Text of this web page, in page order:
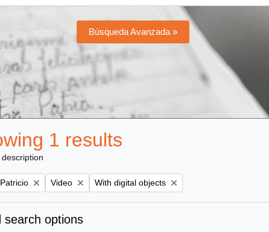
Búsqueda Avanzada »
1 results
Remove filter:
Video Remove filter:
With digital objects
search options